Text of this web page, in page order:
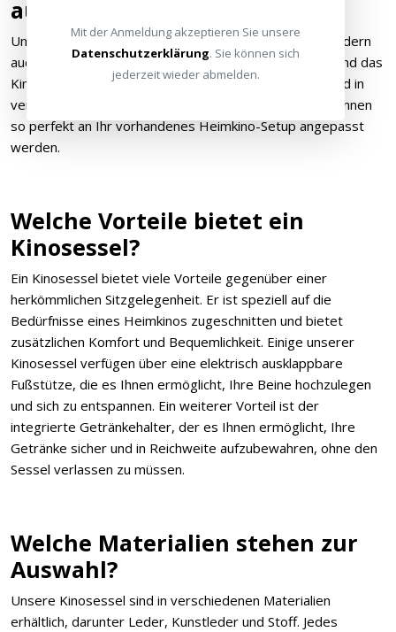
aus?
Unsere Kinosessel sind nicht nur äußerst bequem, sondern
auch sehr hochwertig. So können Sie sich entspannen und das
Kinoerlebnis voll und ganz genießen. Unsere Sessel sind in
verschiedenen Farben und Materialien erhältlich und können
so perfekt an Ihr vorhandenes Heimkino-Setup angepasst
werden.
Welche Vorteile bietet ein
Kinosessel?
Ein Kinosessel bietet viele Vorteile gegenüber einer
herkömmlichen Sitzgelegenheit. Er ist speziell auf die
Bedürfnisse eines Heimkinos zugeschnitten und bietet
zusätzlichen Komfort und Bequemlichkeit. Einige unserer
Kinosessel verfügen über eine elektrisch ausklappbare
Fußstütze, die es Ihnen ermöglicht, Ihre Beine hochzulegen
und sich zu entspannen. Ein weiterer Vorteil ist der
integrierte Getränkehalter, der es Ihnen ermöglicht, Ihre
Getränke sicher und in Reichweite aufzubewahren, ohne den
Sessel verlassen zu müssen.
Welche Materialien stehen zur
Auswahl?
Unsere Kinosessel sind in verschiedenen Materialien
erhältlich, darunter Leder, Kunstleder und Stoff. Jedes
Mit der Anmeldung akzeptieren Sie unsere
Datenschutzerklärung. Sie können sich
jederzeit wieder abmelden.